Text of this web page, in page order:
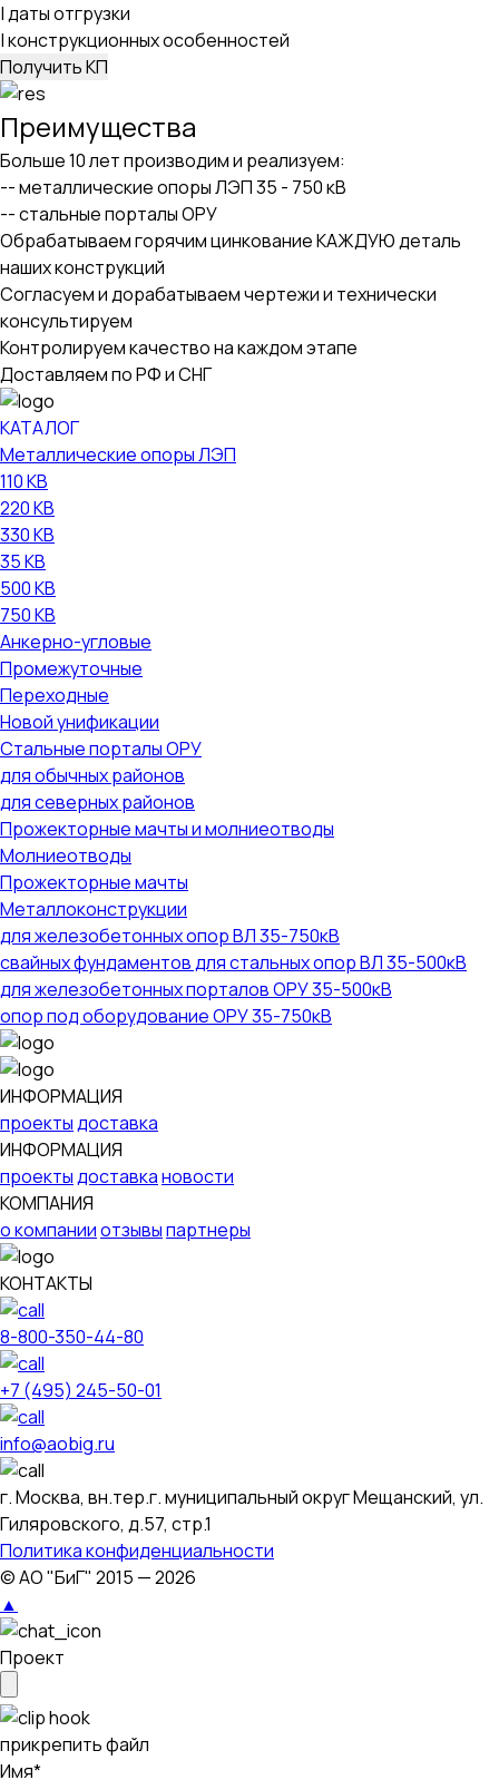
|даты отгрузки
|конструкционных особенностей
Получить КП
Преимущества
Больше 10 лет производим и реализуем:
-- металлические опоры ЛЭП 35 - 750 кВ
-- стальные порталы ОРУ
Обрабатываем горячим цинкование КАЖДУЮ деталь
наших конструкций
Согласуем и дорабатываем чертежи и технически
консультируем
Контролируем качество на каждом этапе
Доставляем по РФ и СНГ
КАТАЛОГ
Металлические опоры ЛЭП
110 КВ
220 КВ
330 КВ
35 КВ
500 КВ
750 КВ
Анкерно-угловые
Промежуточные
Переходные
Новой унификации
Стальные порталы ОРУ
для обычных районов
для северных районов
Прожекторные мачты и молниеотводы
Молниеотводы
Прожекторные мачты
Металлоконструкции
для железобетонных опор ВЛ 35-750кВ
свайных фундаментов для стальных опор ВЛ 35-500кВ
для железобетонных порталов ОРУ 35-500кВ
опор под оборудование ОРУ 35-750кВ
ИНФОРМАЦИЯ
проектыдоставка
ИНФОРМАЦИЯ
проектыдоставкановости
КОМПАНИЯ
о компанииотзывыпартнеры
КОНТАКТЫ
8-800-350-44-80
+7 (495) 245-50-01
info@aobig.ru
г. Москва, вн.тер.г. муниципальный округ Мещанский, ул.
Гиляровского, д.57, стр.1
Политика конфиденциальности
© АО "БиГ" 2015 — 2026
▲
Проект
прикрепить файл
Имя*